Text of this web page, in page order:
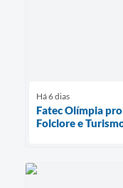
Há 6 dias
Fatec Olímpia
Folclore e